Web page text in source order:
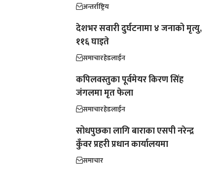
अन्तर्राष्ट्रिय
देशभर सवारी दुर्घटनामा ४ जनाको मृत्यु,
११६ घाइते
समाचारहेडलाईन
कपिलवस्तुका पूर्वमेयर किरण सिंह
जंगलमा मृत फेला
समाचारहेडलाईन
सोधपुछका लागि बाराका एसपी नरेन्द्र
कुँवर प्रहरी प्रधान कार्यालयमा
समाचार